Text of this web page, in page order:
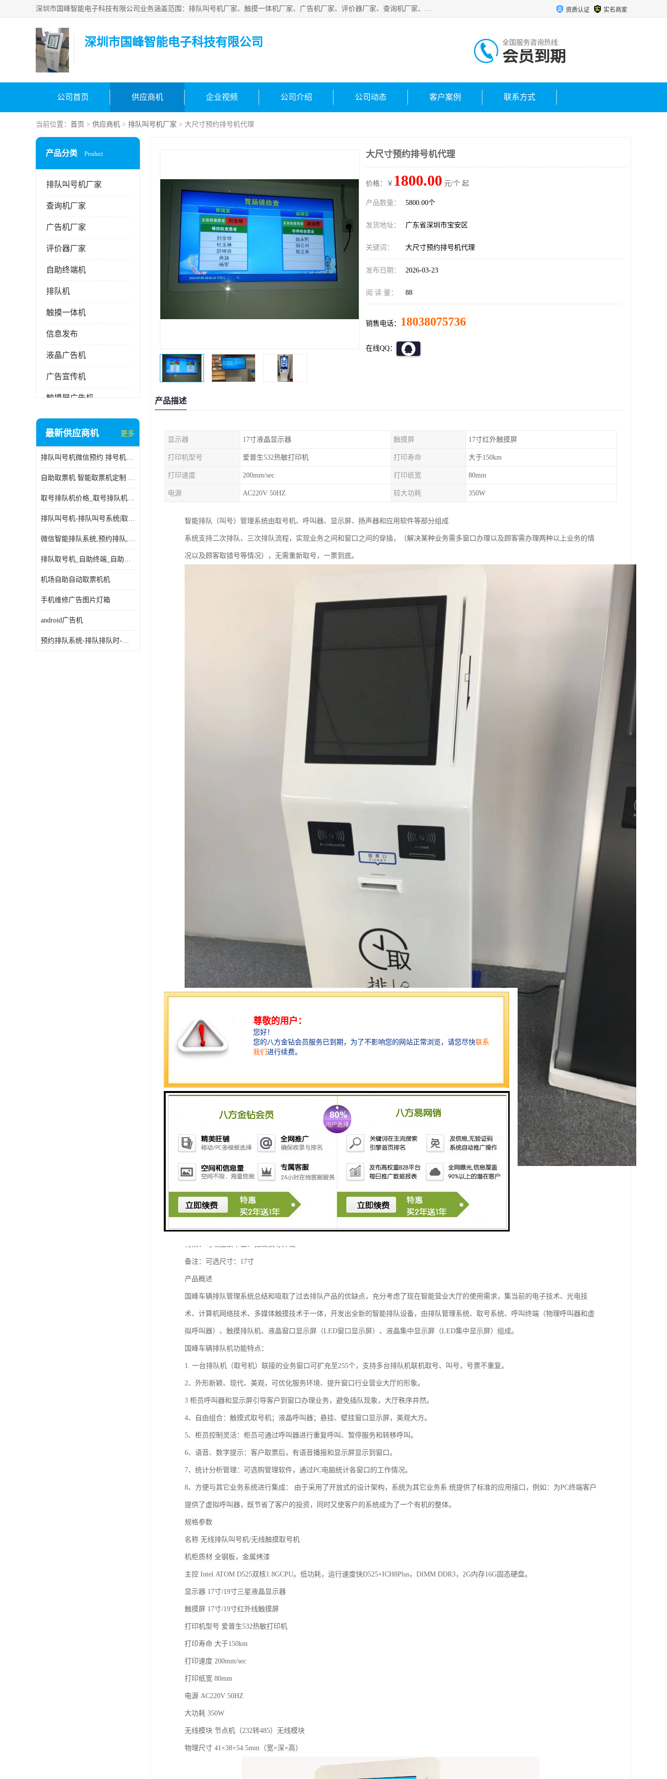
深圳市国峰智能电子科技有限公司业务涵盖范围：排队叫号机厂家、触摸一体机厂家、广告机厂家、评价器厂家、查询机厂家、自助终端机厂家；公司是一家集研发、生产、销售为一体的国民企业，设备制造商和解决方案提供商，广泛应用于银行、医院、、电力、电信、、交通、民航、保险等行业，为不同行业量身定制软硬件为一体的解决方案。 资质认证 实名商家
深圳市国峰智能电子科技有限公司 全国服务咨询热线:
会员到期
公司首页 供应商机 企业视频 公司介绍 公司动态 客户案例 联系方式
当前位置： 首页 > 供应商机 > 排队叫号机厂家 > 大尺寸预约排号机代理
产品分类 Product
排队叫号机厂家
查询机厂家
广告机厂家
评价器厂家
自助终端机
排队机
触摸一体机
信息发布
液晶广告机
广告宣传机
触摸屏广告机
液晶显示器
电子白板
自助服务终端
最新供应商机 更多
排队叫号机微信预约 排号机诊所 行政大厅营业厅取号机
自助取票机 智能取票机定制 款式多样
取号排队机价格_取号排队机报价_取号排队机多少钱
排队叫号机-排队叫号系统|取号机-液晶拼接屏-自助终端机
微信智能排队系统,预约排队,扫码排队,微信叫号
排队取号机_自助终端_自助签到一体机 支持定做
机场自助自动取票机机
手机维修广告图片灯箱
android广告机
预约排队系统-排队排队时-排动排号系统和排队的使用方法
大尺寸预约排号机代理
价格：￥ 1800.00 元/个 起
产品数量： 5800.00个
发货地址： 广东省深圳市宝安区
关键词： 大尺寸预约排号机代理
发布日期： 2026-03-23
阅 读 量： 88
销售电话： 18038075736
在线QQ：
产品描述
显示器 17寸液晶显示器 触摸屏 17寸红外触摸屏
打印机型号 爱普生532热敏打印机 打印寿命 大于150km
打印速度 200mm/sec 打印纸宽 80mm
电源 AC220V 50HZ 较大功耗 350W
智能排队（叫号）管理系统由取号机、呼叫器、显示屏、扬声器和应用软件等部分组成
系统支持二次排队、三次排队流程，实现业务之间和窗口之间的穿插，（解决某种业务需多窗口办理以及顾客需办理两种以上业务的情
况以及顾客取错号等情况），无需重新取号，一票到底。
壁挂式车辆排队机
机柜： 金属烤漆、防磁设计
净重：≤50KG
特点：可增加读卡器、指纹仪等外设
备注：可选尺寸：17寸
产品概述
国峰车辆排队管理系统总结和吸取了过去排队产品的优缺点，充分考虑了现在智能营业大厅的使用需求，集当前的电子技术、光电技
术、计算机网络技术、多媒体触摸技术于一体，开发出全新的智能排队设备，由排队管理系统、取号系统、呼叫终端（物理呼叫器和虚
拟呼叫器）、触摸排队机、液晶窗口显示屏（LED窗口显示屏）、液晶集中显示屏（LED集中显示屏）组成。
国峰车辆排队机功能特点：
1. 一台排队机（取号机）联接的业务窗口可扩充至255个，支持多台排队机联机取号、叫号，号票不重复。
2、外形新颖、现代、美观，可优化服务环境、提升窗口行业营业大厅的形象。
3 柜员呼叫器和显示屏引导客户到窗口办理业务，避免插队现象，大厅秩序井然。
4、自由组合：触摸式取号机；液晶呼叫器；悬挂、壁挂窗口显示屏，美观大方。
5、柜员控制灵活：柜员可通过呼叫器进行重复呼叫、暂停服务和转移呼叫。
6、语音、数字提示：客户取票后，有语音播报和显示屏显示到窗口。
7、统计分析管理：可选购管理软件，通过PC电脑统计各窗口的工作情况。
8、方便与其它业务系统进行集成： 由于采用了开放式的设计架构，系统为其它业务系 统提供了标准的应用接口，例如：为PC终端客户
提供了虚拟呼叫器，既节省了客户的投资，同时又使客户的系统成为了一个有机的整体。
规格参数
名称 无线排队叫号机/无线触摸取号机
机柜质材 全钢板，金属烤漆
主控 Intel ATOM D525双核1.8GCPU。低功耗，运行速度快D525+ICH8Plus，DIMM DDR3，2G内存16G固态硬盘。
显示器 17寸/19寸三星液晶显示器
触摸屏 17寸/19寸红外线触摸屏
打印机型号 爱普生532热敏打印机
打印寿命 大于150km
打印速度 200mm/sec
打印纸宽 80mm
电源 AC220V 50HZ
大功耗 350W
无线模块 节点机（232转485）无线模块
物理尺寸 41×38×54.5mm（宽×深×高）